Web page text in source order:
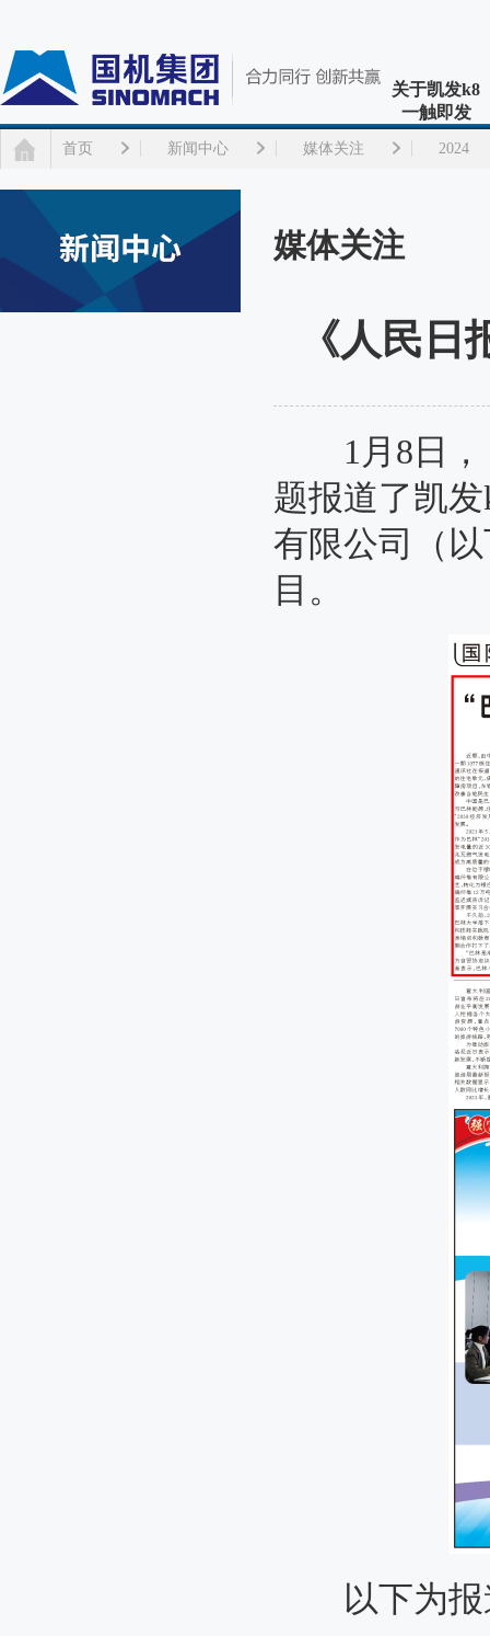
关于凯发k8
一触即发
首页 新闻中心 媒体关注 2024
媒体关注
《人民
1月8日，
题报道了凯发
有限公司（
目。
以下为报